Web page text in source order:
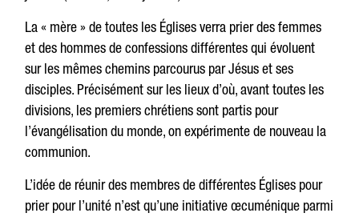
La « mère » de toutes les Églises verra prier des femmes
et des hommes de confessions différentes qui évoluent
sur les mêmes chemins parcourus par Jésus et ses
disciples. Précisément sur les lieux d’où, avant toutes les
divisions, les premiers chrétiens sont partis pour
l’évangélisation du monde, on expérimente de nouveau la
communion.
L’idée de réunir des membres de différentes Églises pour
prier pour l’unité n’est qu’une initiative œcuménique parmi